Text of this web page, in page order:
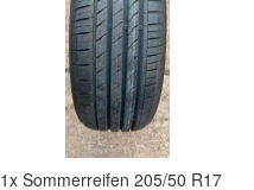
1x Sommerreifen 205/50 R17